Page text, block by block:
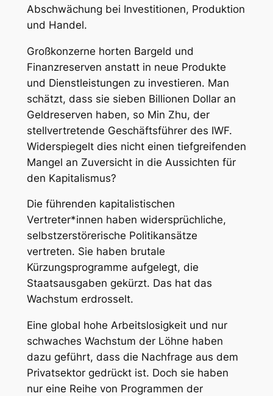
Abschwächung bei Investitionen, Produktion
und Handel.
Großkonzerne horten Bargeld und
Finanzreserven anstatt in neue Produkte
und Dienstleistungen zu investieren. Man
schätzt, dass sie sieben Billionen Dollar an
Geldreserven haben, so Min Zhu, der
stellvertretende Geschäftsführer des IWF.
Widerspiegelt dies nicht einen tiefgreifenden
Mangel an Zuversicht in die Aussichten für
den Kapitalismus?
Die führenden kapitalistischen
Vertreter*innen haben widersprüchliche,
selbstzerstörerische Politikansätze
vertreten. Sie haben brutale
Kürzungsprogramme aufgelegt, die
Staatsausgaben gekürzt. Das hat das
Wachstum erdrosselt.
Eine global hohe Arbeitslosigkeit und nur
schwaches Wachstum der Löhne haben
dazu geführt, dass die Nachfrage aus dem
Privatsektor gedrückt ist. Doch sie haben
nur eine Reihe von Programmen der